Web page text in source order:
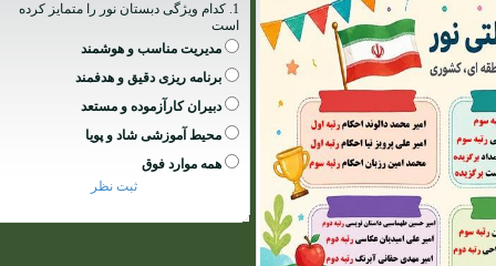
1. کدام ویژگی دبستان نور را متمایز کرده
است
مدیریت مناسب و هوشمند
برنامه ریزی دقیق و هدفمند
دبیران کارآزموده و مستعد
محیط آموزشی شاد و پویا
همه موارد فوق
ثبت نظر